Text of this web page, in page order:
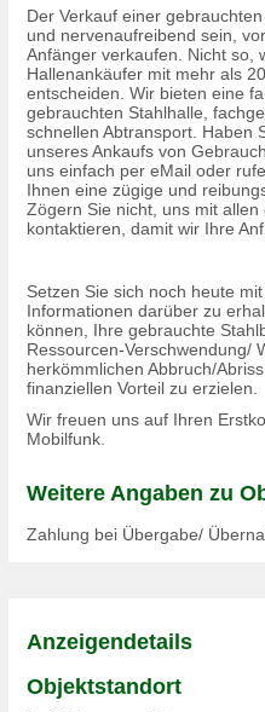
Der Verkauf einer
und nervenaufreibend sein,
Anfänger verkaufen. Nicht so,
Hallenankäufer mit mehr als
entscheiden. Wir bieten eine
gebrauchten Stahlhalle,
schnellen Abtransport. Haben
unseres Ankaufs von
uns einfach per eMail oder
Ihnen eine zügige und
Zögern Sie nicht, uns mit
kontaktieren, damit wir Ihre
Setzen Sie sich noch heute
Informationen darüber zu
können, Ihre gebrauchte
Ressourcen-Verschwendung/
herkömmlichen Abbruch/
finanziellen Vorteil zu erzielen.
Wir freuen uns auf Ihren
Mobilfunk.
Weitere Angaben zu
Zahlung bei Übergabe/
Anzeigendetails
Objektstandort